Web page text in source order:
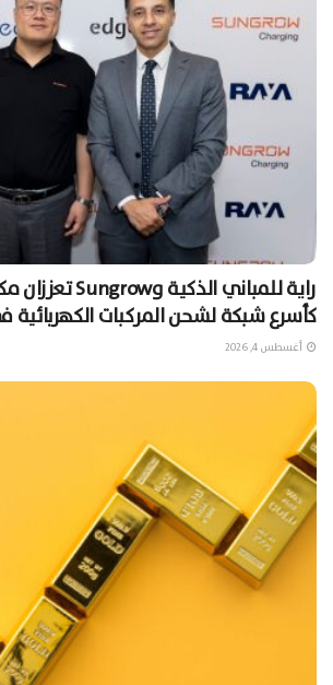
كأسرع شبكة لشحن المركبات
أغسطس 4, 2026